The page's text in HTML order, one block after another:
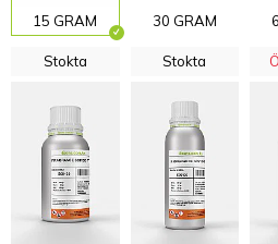
15 GRAM 30 GRAM
Stokta Stokta